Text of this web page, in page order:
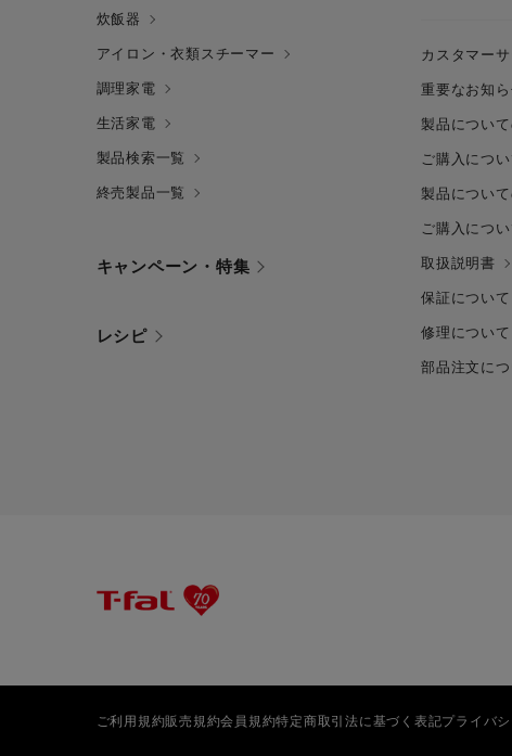
炊飯器
アイロン・衣類スチーマー
調理家電
生活家電
製品検索一覧
終売製品一覧
キャンペーン・特集
レシピ
カスタマー
重要なお知
製品につい
ご購入につ
製品につい
ご購入につ
取扱説明書
保証について
修理について
部品注文につ
ご利用規約販売規約会員規約特定商取引法に基づく表記プライバ